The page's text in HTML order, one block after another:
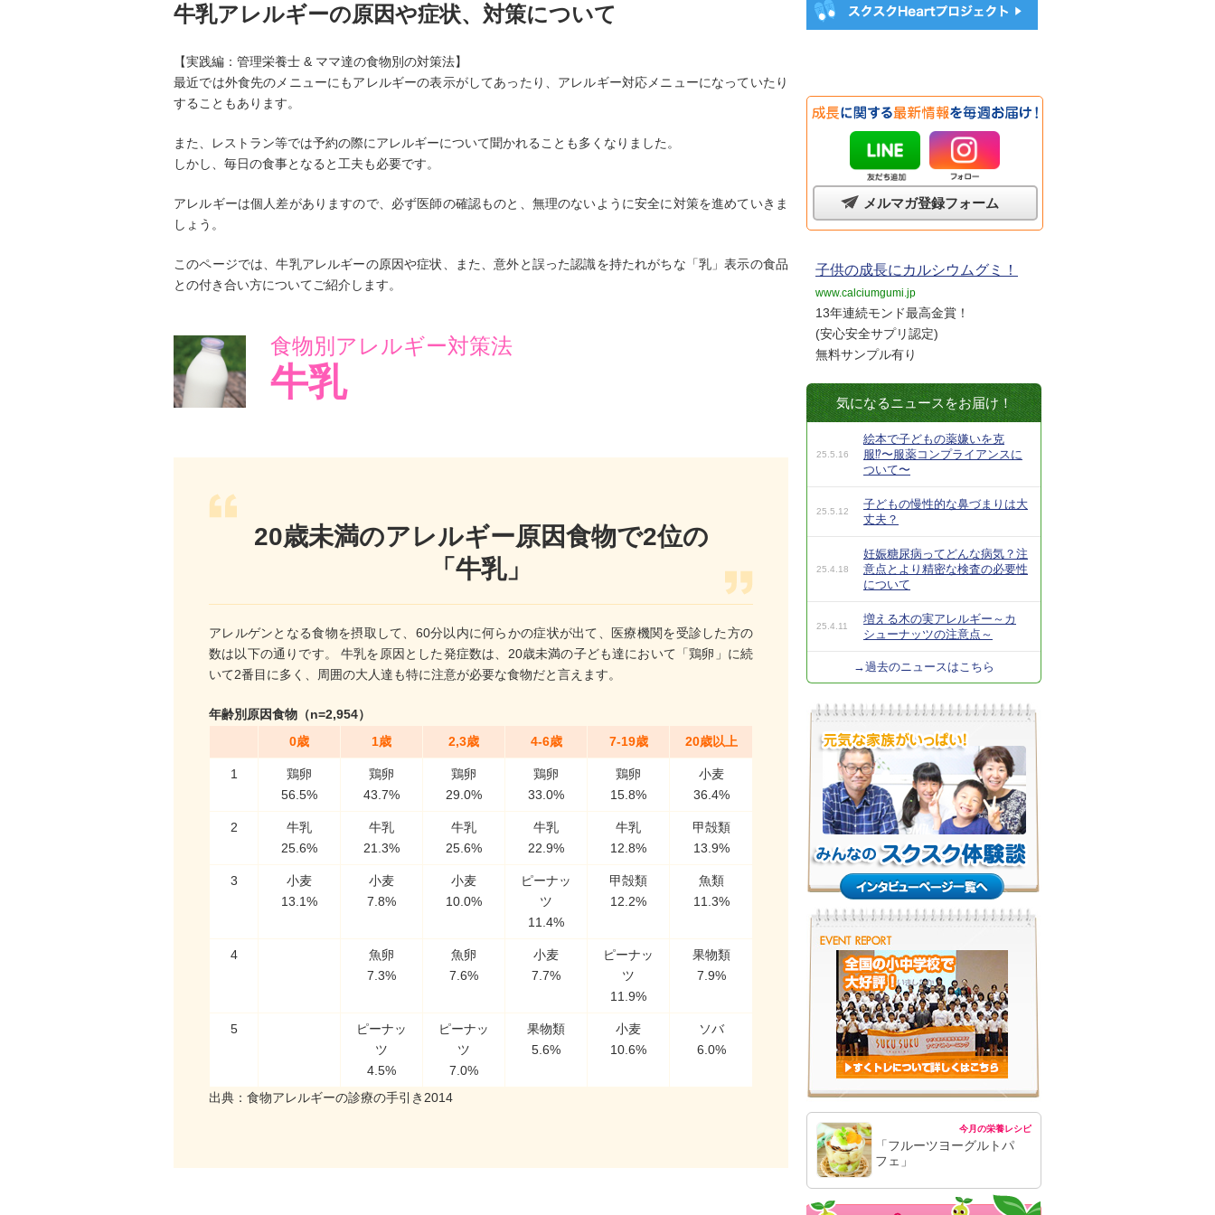
牛乳アレルギーの原因や症状、対策について
【実践編：管理栄養士 & ママ達の食物別の対策法】
最近では外食先のメニューにもアレルギーの表示がしてあったり、アレルギー対応メニューになっていたり
することもあります。
また、レストラン等では予約の際にアレルギーについて聞かれることも多くなりました。
しかし、毎日の食事となると工夫も必要です。
アレルギーは個人差がありますので、必ず医師の確認ものと、無理のないように安全に対策を進めていきま
しょう。
このページでは、牛乳アレルギーの原因や症状、また、意外と誤った認識を持たれがちな「乳」表示の食品
との付き合い方についてご紹介します。
食物別アレルギー対策法
牛乳
20歳未満のアレルギー原因食物で2位の
「牛乳」
アレルゲンとなる食物を摂取して、60分以内に何らかの症状が出て、医療機関を受診した方の
数は以下の通りです。 牛乳を原因とした発症数は、20歳未満の子ども達において「鶏卵」に続
いて2番目に多く、周囲の大人達も特に注意が必要な食物だと言えます。
年齢別原因食物（n=2,954）
0歳
1歳 2,3歳 4-6歳 7-19歳 20歳以上
1
鶏卵
56.5%
鶏卵
43.7%
鶏卵
29.0%
鶏卵
33.0%
鶏卵
15.8%
小麦
36.4%
2
牛乳
25.6%
牛乳
21.3%
牛乳
25.6%
牛乳
22.9%
牛乳
12.8%
甲殻類
13.9%
3
小麦
13.1%
小麦
7.8%
小麦
10.0%
ピーナッ
ツ
11.4%
甲殻類
12.2%
魚類
11.3%
4
魚卵
7.3%
魚卵
7.6%
小麦
7.7%
ピーナッ
ツ
11.9%
果物類
7.9%
5
ピーナッ
ツ
4.5%
ピーナッ
ツ
7.0%
果物類
5.6%
小麦
10.6%
ソバ
6.0%
出典：食物アレルギーの診療の手引き2014
メルマガ登録フォーム
子供の成長にカルシウムグミ！
www.calciumgumi.jp
13年連続モンド最高金賞！
(安心安全サプリ認定)
無料サンプル有り
気になるニュースをお届け！
25.5.16
絵本で子どもの薬嫌いを克
服⁉︎〜服薬コンプライアンスに
ついて〜
25.5.12
子どもの慢性的な鼻づまりは大
丈夫？
25.4.18
妊娠糖尿病ってどんな病気？注
意点とより精密な検査の必要性
について
25.4.11
増える木の実アレルギー～カ
シューナッツの注意点～
→過去のニュースはこちら
今月の栄養レシピ
「フルーツヨーグルトパ
フェ」